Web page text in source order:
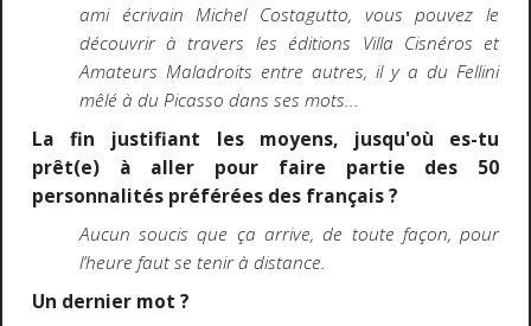
ami écrivain Michel Costagutto, vous pouvez le
découvrir à travers les éditions Villa Cisnéros et
Amateurs Maladroits entre autres, il y a du Fellini
mêlé à du Picasso dans ses mots...
La fin justifiant les moyens, jusqu'où es-tu
prêt(e) à aller pour faire partie des 50
personnalités préférées des français ?
Aucun soucis que ça arrive, de toute façon, pour
l’heure faut se tenir à distance.
Un dernier mot ?